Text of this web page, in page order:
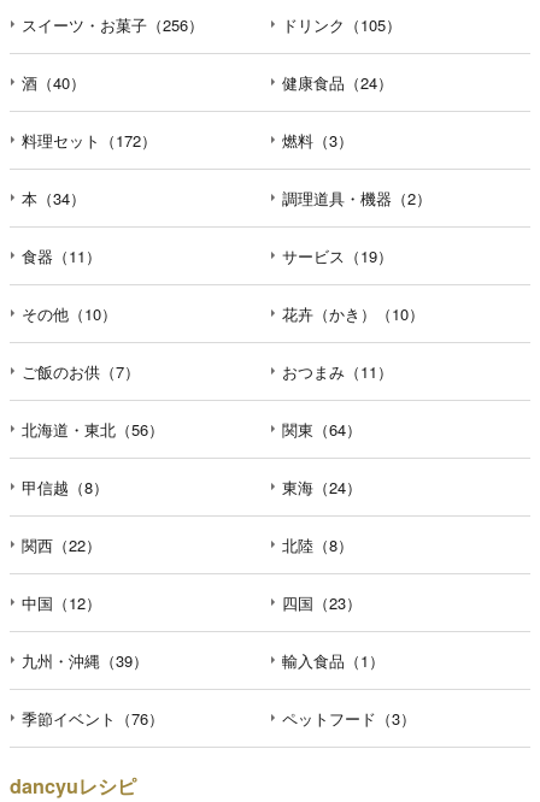
スイーツ・お菓子（256） ドリンク（105）
酒（40） 健康食品（24）
料理セット（172） 燃料（3）
本（34） 調理道具・機器（2）
食器（11） サービス（19）
その他（10） 花卉（かき）（10）
ご飯のお供（7） おつまみ（11）
北海道・東北（56） 関東（64）
甲信越（8） 東海（24）
関西（22） 北陸（8）
中国（12） 四国（23）
九州・沖縄（39） 輸入食品（1）
季節イベント（76） ペットフード（3）
dancyuレシピ